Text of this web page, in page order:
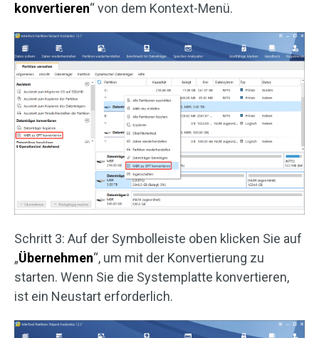
konvertieren“ von dem Kontext-Menü.
Schritt 3: Auf der Symbolleiste oben klicken Sie auf
„Übernehmen“, um mit der Konvertierung zu
starten. Wenn Sie die Systemplatte konvertieren,
ist ein Neustart erforderlich.